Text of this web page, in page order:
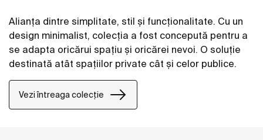
Alianța dintre simplitate, stil și funcționalitate. Cu un
design minimalist, colecția a fost concepută pentru a
se adapta oricărui spațiu și oricărei nevoi. O soluție
destinată atât spațiilor private cât și celor publice.
Vezi întreaga colecție